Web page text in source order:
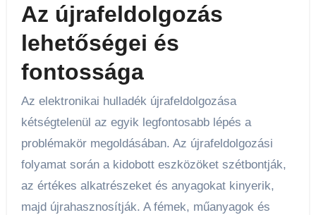
Az újrafeldolgozás
lehetőségei és
fontossága
Az elektronikai hulladék újrafeldolgozása
kétségtelenül az egyik legfontosabb lépés a
problémakör megoldásában. Az újrafeldolgozási
folyamat során a kidobott eszközöket szétbontják,
az értékes alkatrészeket és anyagokat kinyerik,
majd újrahasznosítják. A fémek, műanyagok és